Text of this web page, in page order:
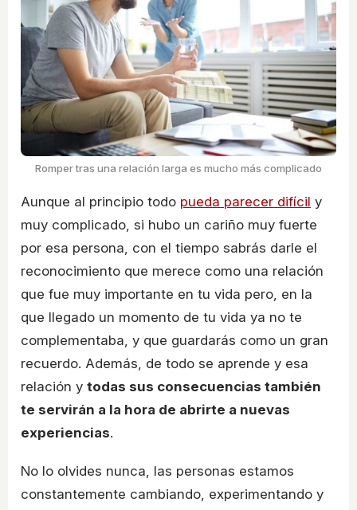
Romper tras una relación larga es mucho más complicado
Aunque al principio todo pueda parecer difícil y
muy complicado, si hubo un cariño muy fuerte
por esa persona, con el tiempo sabrás darle el
reconocimiento que merece como una relación
que fue muy importante en tu vida pero, en la
que llegado un momento de tu vida ya no te
complementaba, y que guardarás como un gran
recuerdo. Además, de todo se aprende y esa
relación y todas sus consecuencias también
te servirán a la hora de abrirte a nuevas
experiencias.
No lo olvides nunca, las personas estamos
constantemente cambiando, experimentando y